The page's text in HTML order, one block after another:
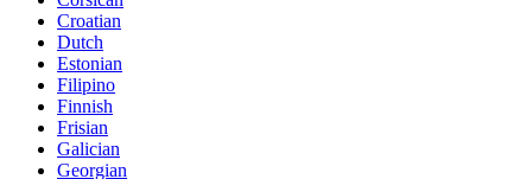
Croatian
Dutch
Estonian
Filipino
Finnish
Frisian
Galician
Georgian